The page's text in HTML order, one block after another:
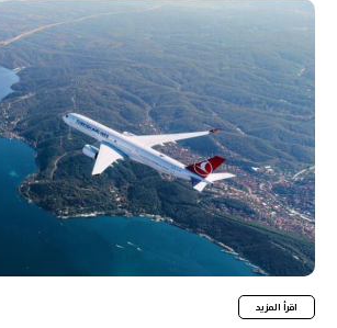
اقرأ المزيد